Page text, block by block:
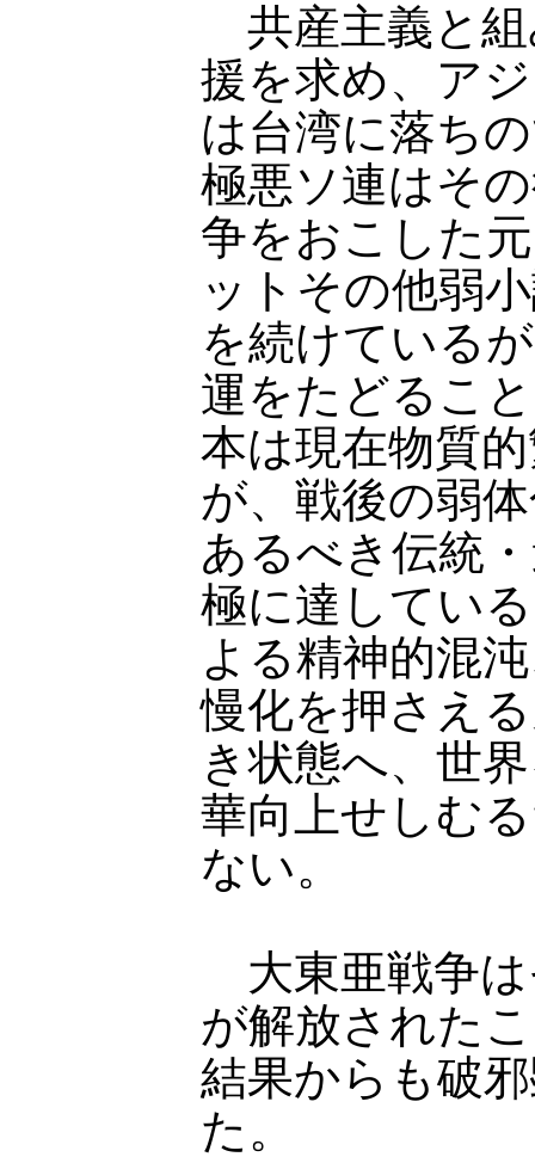
共産主義と組
援を求め、ア
は台湾に落ち
極悪ソ連はそ
争をおこした
ットその他弱
を続けている
運をたどるこ
本は現在物質
が、戦後の弱
あるべき伝統
極に達してい
よる精神的混
慢化を押さえ
き状態へ、世
華向上せしむ
ない。
大東亜戦争は
が解放された
結果からも破
た。